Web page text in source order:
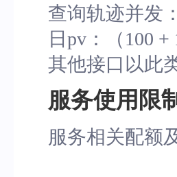
查询轨迹并发
日pv：（100
其他接口以此
服务使用限
服务相关配额